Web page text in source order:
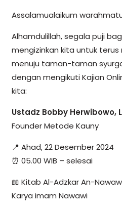
Assalamualaikum
Alhamdulillah, segala puji
mengizinkan kita untuk
menuju taman-taman
dengan mengikuti Kajian
kita:
Ustadz Bobby Herwibowo,
Founder Metode Kauny
📍 Ahad, 22 Desember 2024
⏰ 05.00 WIB – selesai
📖 Kitab Al-Adzkar An-
Karya imam Nawawi